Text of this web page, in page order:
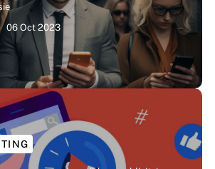
06 Oct 2023